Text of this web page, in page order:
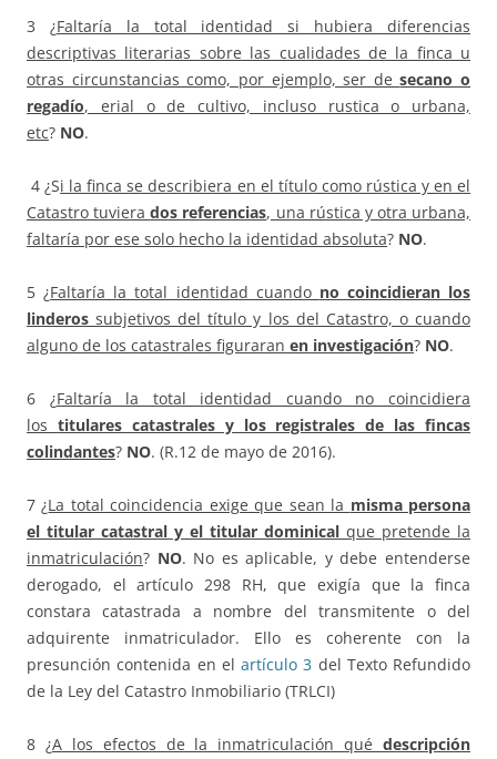
3 ¿Faltaría la total identidad si hubiera diferencias
descriptivas literarias sobre las cualidades de la finca u
otras circunstancias como, por ejemplo, ser desecano o
regadío, erial o de cultivo, incluso rustica o urbana,
etc? NO.
4 ¿Si la finca se describiera en el título como rústica y en el
Catastro tuvierados referencias, una rústica y otra urbana,
faltaría por ese solo hecho la identidad absoluta? NO.
5 ¿Faltaría la total identidad cuando no coincidieran los
linderos subjetivos del título y los del Catastro, o cuando
alguno de los catastrales figuraran en investigación? NO.
6 ¿Faltaría la total identidad cuando no coincidiera
los titulares catastrales y los registrales de las fincas
colindantes? NO. (R.12 de mayo de 2016).
7 ¿La total coincidencia exige que sean la misma persona
el titular catastral y el titular dominical que pretende la
inmatriculación? NO. No es aplicable, y debe entenderse
derogado, el artículo 298 RH, que exigía que la finca
constara catastrada a nombre del transmitente o del
adquirente inmatriculador. Ello es coherente con la
presunción contenida en el artículo 3 del Texto Refundido
de la Ley del Catastro Inmobiliario (TRLCI)
8 ¿A los efectos de la inmatriculación qué descripción